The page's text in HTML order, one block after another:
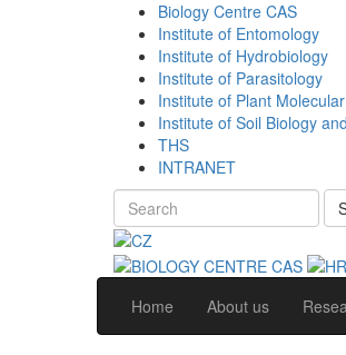
Biology Centre CAS
Institute of Entomology
Institute of Hydrobiology
Institute of Parasitology
Institute of Plant
Institute of Soil Biology
THS
INTRANET
Home About us